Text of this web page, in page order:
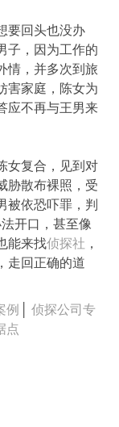
要回头也没办
子，因为工作的
情，并多次到旅
害家庭，陈女为
应不再与王男来
女复合，见到对
胁散布裸照，受
被依恐吓罪，判
开口，甚至像
能来找侦探社 ，
走回正确的道
例 │侦探公司专
点